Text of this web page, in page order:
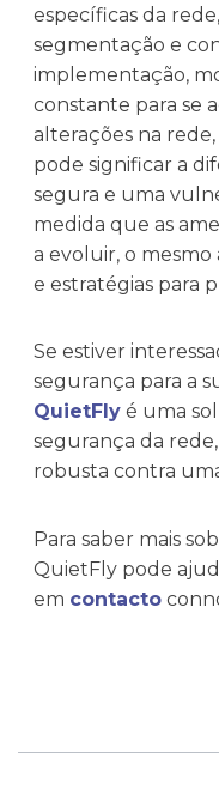
específicas da
segmentação e
implementação,
constante para se
alterações na
pode significar a
segura e uma
medida que as
a evoluir, o
e estratégias para
Se estiver
segurança para a
QuietFlyé uma
segurança da
robusta contra
Para saber mais
QuietFly pode
em contacto